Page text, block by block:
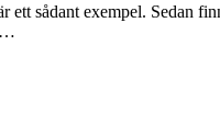
sådant exempel. Sedan